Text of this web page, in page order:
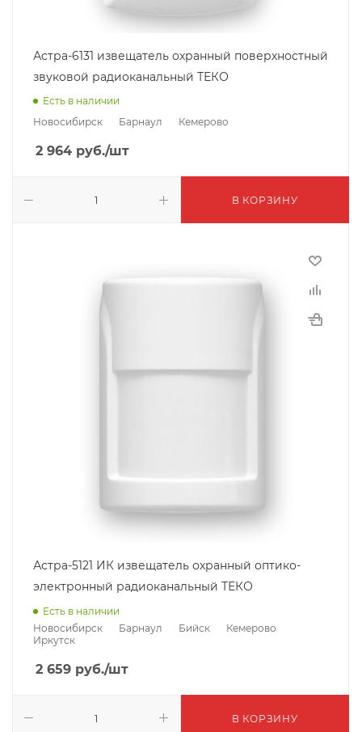
Астра-6131 извещатель охранный поверхностный
звуковой радиоканальный ТЕКО
Есть в наличии
Новосибирск
Барнаул Кемерово
2 964 руб./шт
В КОРЗИНУ
Астра-5121 ИК извещатель охранный оптико-
электронный радиоканальный ТЕКО
Есть в наличии
Новосибирск
Барнаул Бийск
Кемерово
Иркутск
2 659 руб./шт
В КОРЗИНУ